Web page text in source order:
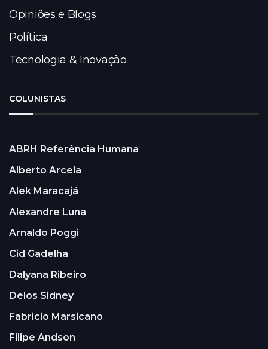
Opiniões e Blogs
Política
Tecnologia & Inovação
COLUNISTAS
ABRH Referência Humana
Alberto Arcela
Alek Maracajá
Alexandre Luna
Arnaldo Poggi
Cid Gadelha
Dalyana Ribeiro
Delos Sidney
Fabricio Marsicano
Filipe Andson